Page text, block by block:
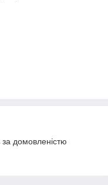
домовленістю